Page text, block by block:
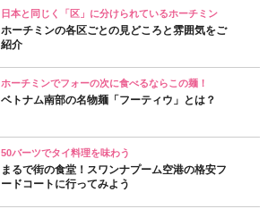
日本と同じく「区」に分けられているホーチミン
ホーチミンの各区ごとの見どころと雰囲気をご
紹介
ホーチミンでフォーの次に食べるならこの麺！
ベトナム南部の名物麺「フーティウ」とは？
50バーツでタイ料理を味わう
まるで街の食堂！スワンナプーム空港の格安フ
ードコートに行ってみよう